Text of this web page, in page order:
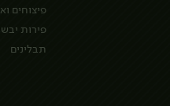
פיצוחים
פירות
תבלינים